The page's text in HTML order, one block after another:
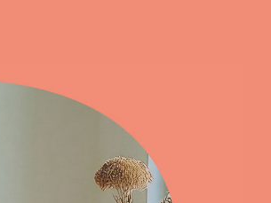
Civile Professionnelle
mutuelle TNS
professionnels et flottes
professionnelle
& matériels professionnels